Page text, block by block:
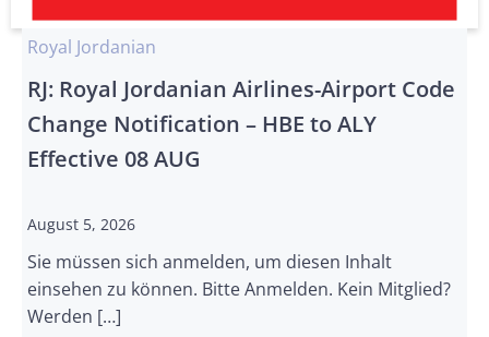
Royal Jordanian
RJ: Royal Jordanian Airlines-Airport Code
Change Notification – HBE to ALY
Effective 08 AUG
August 5, 2026
Sie müssen sich anmelden, um diesen Inhalt
einsehen zu können. Bitte Anmelden. Kein Mitglied?
Werden […]